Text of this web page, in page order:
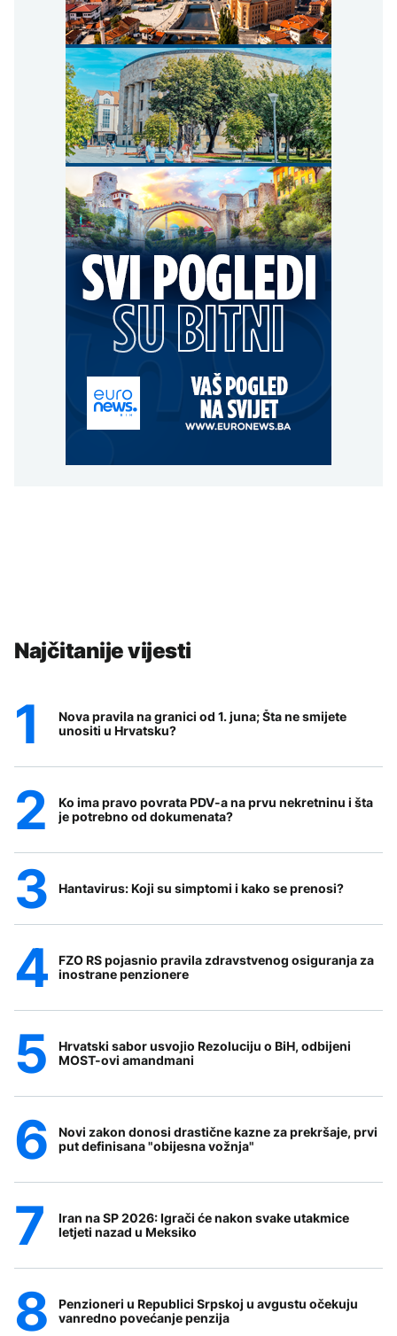
Najčitanije vijesti
Nova pravila na granici od 1. juna; Šta ne smijete
unositi u Hrvatsku?
Ko ima pravo povrata PDV-a na prvu nekretninu i šta
je potrebno od dokumenata?
Hantavirus: Koji su simptomi i kako se prenosi?
FZO RS pojasnio pravila zdravstvenog osiguranja za
inostrane penzionere
Hrvatski sabor usvojio Rezoluciju o BiH, odbijeni
MOST-ovi amandmani
Novi zakon donosi drastične kazne za prekršaje, prvi
put definisana "obijesna vožnja"
Iran na SP 2026: Igrači će nakon svake utakmice
letjeti nazad u Meksiko
Penzioneri u Republici Srpskoj u avgustu očekuju
vanredno povećanje penzija